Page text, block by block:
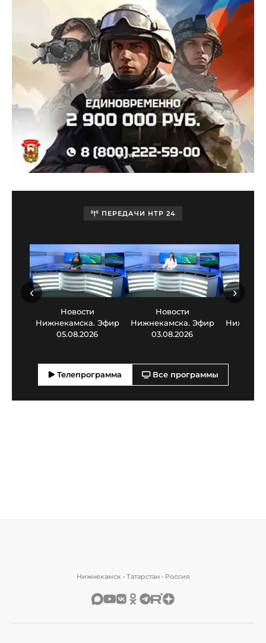
ПЕРЕДАЧИ НТР 24
Новости
Нижнекамска. Эфир
05.08.2026
Новости
Нижнекамска. Эфир
03.08.2026
‹ ›
Телепрограмма Все программы
Нижнекамск • Татарстан • Россия